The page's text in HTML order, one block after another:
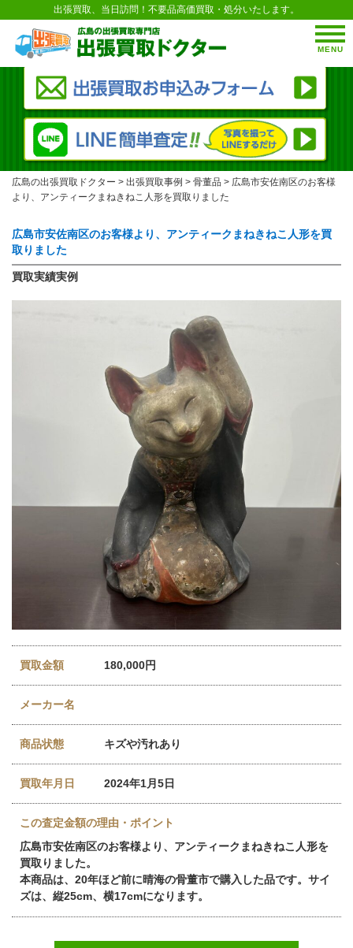
MENU
出張買取、当日訪問！不要品高価買取・処分いたします。
広島の出張買取ドクター > 出張買取事例 > 骨董品 > 広島市安佐南区のお客様
より、アンティークまねきねこ人形を買取りました
広島市安佐南区のお客様より、アンティークまねきねこ人形を買
取りました
買取実績実例
買取金額 180,000円
メーカー名
商品状態 キズや汚れあり
買取年月日 2024年1月5日
この査定金額の理由・ポイント
広島市安佐南区のお客様より、アンティークまねきねこ人形を
買取りました。
本商品は、20年ほど前に晴海の骨董市で購入した品です。サイ
ズは、縦25cm、横17cmになります。